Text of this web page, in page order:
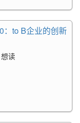
：to B企业的创新
读